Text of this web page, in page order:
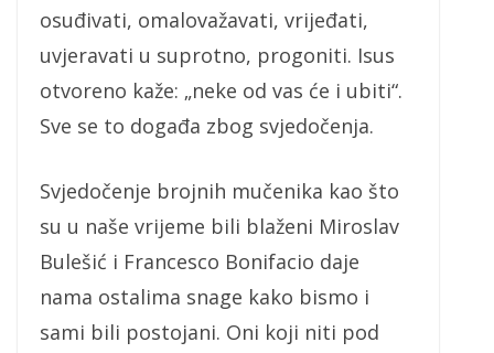
osuđivati, omalovažavati, vrijeđati,
uvjeravati u suprotno, progoniti. Isus
otvoreno kaže: „neke od vas će i ubiti“.
Sve se to događa zbog svjedočenja.
Svjedočenje brojnih mučenika kao što
su u naše vrijeme bili blaženi Miroslav
Bulešić i Francesco Bonifacio daje
nama ostalima snage kako bismo i
sami bili postojani. Oni koji niti pod